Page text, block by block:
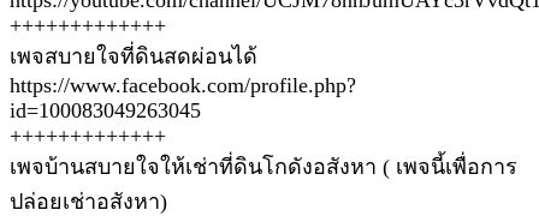
+++++++++++++
เพจสบายใจที่ดินสดผ่อนได้
https://www.facebook.com/profile.php?
id=100083049263045
+++++++++++++
เพจบ้านสบายใจให้เช่าที่ดินโกดังอสังหา ( เพจนี้เพื่อการ
ปล่อยเช่าอสังหา)